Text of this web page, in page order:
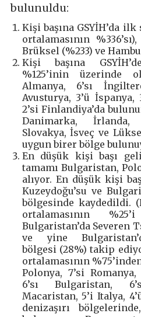
bulunuldu:
Kişi başına GSYİH’da
ortalamasının
Brüksel (%233) ve
Kişi başına
%125’inin üzerinde
Almanya, 6’sı
Avusturya, 3’ü İspanya,
2’si Finlandiya’da
Danimarka, İrlanda,
Slovakya, İsveç ve
uygun birer bölge
En düşük kişi başı
tamamı Bulgaristan,
alıyor. En düşük kişi
Kuzeydoğu’su ve
bölgesinde kaydedildi.
ortalamasının
Bulgaristan’da Severen
ve yine
bölgesi (28%) takip
ortalamasının
Polonya, 7’si
6’sı Bulgaristan,
Macaristan, 5’i Italya,
denizaşırı